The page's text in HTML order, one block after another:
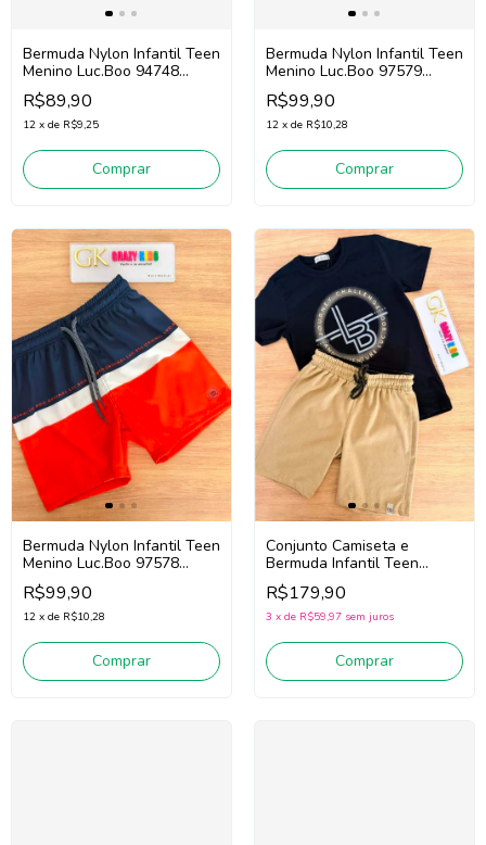
Bermuda Nylon Infantil Teen
Menino Luc.Boo 94748
(Cinza Escuro)
R$89,90
12 x de R$9,25
Comprar
Bermuda Nylon Infantil Teen
Menino Luc.Boo 97579
(Marinho/Verde)
R$99,90
12 x de R$10,28
Comprar
Bermuda Nylon Infantil Teen
Menino Luc.Boo 97578
(Marinho/Vermelho)
R$99,90
12 x de R$10,28
Comprar
Conjunto Camiseta e
Bermuda Infantil Teen
Menino Luc.Boo 92396
(Preto/Bege)
R$179,90
3 x de R$59,97 sem juros
Comprar